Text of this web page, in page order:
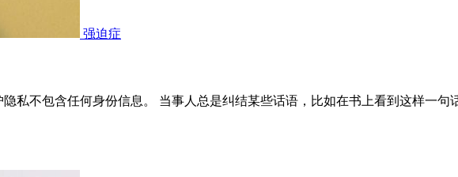
强迫症
私不包含任何身份信息。 当事人总是纠结某些话语，比如在书上看到这样一